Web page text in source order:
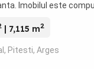
Imobilul este
| 7,115 m2
Pitesti, Arges